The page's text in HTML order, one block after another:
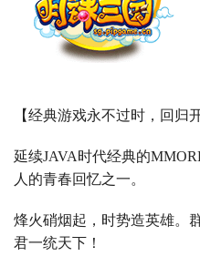
【经典游戏永不过时，回归
延续JAVA时代经典的
人的青春回忆之一。
烽火硝烟起，时势造英雄。
君一统天下！